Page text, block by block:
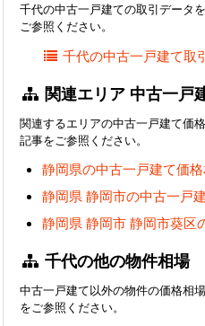
千代の中古一戸建ての取引データ
ご参照ください。
千代の中古一戸建て取
関連エリア 中古一戸
関連するエリアの中古一戸建て価
記事をご参照ください。
静岡県の中古一戸建て価
静岡県 静岡市の中古一戸
静岡県 静岡市 静岡市葵区
千代の他の物件相場
中古一戸建て以外の物件の価格相
をご参照ください。